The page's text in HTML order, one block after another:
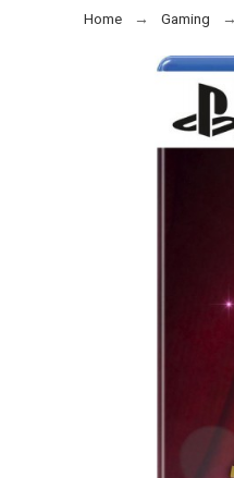
Home Gaming